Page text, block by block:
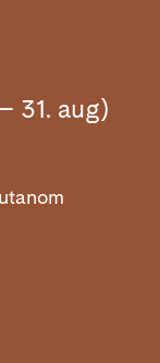
31. aug)